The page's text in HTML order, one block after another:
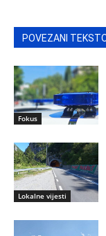
POVEZANI
Fokus
Lokalne vijesti